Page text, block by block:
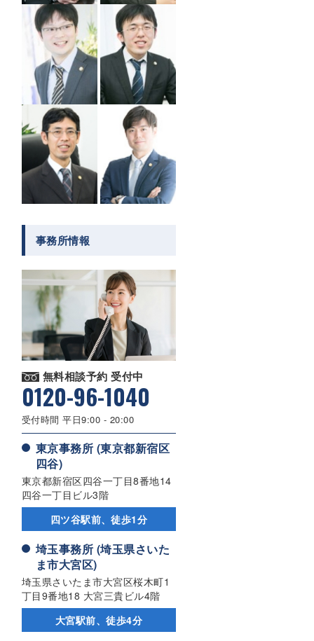
事務所情報
無料相談予約 受付中
0120-96-1040
受付時間 平日9:00 - 20:00
東京事務所 (東京都新宿区
四谷)
東京都新宿区四谷一丁目8番地14
四谷一丁目ビル3階
四ツ谷駅前、徒歩1分
埼玉事務所 (埼玉県さいた
ま市大宮区)
埼玉県さいたま市大宮区桜木町1
丁目9番地18 大宮三貴ビル4階
大宮駅前、徒歩4分